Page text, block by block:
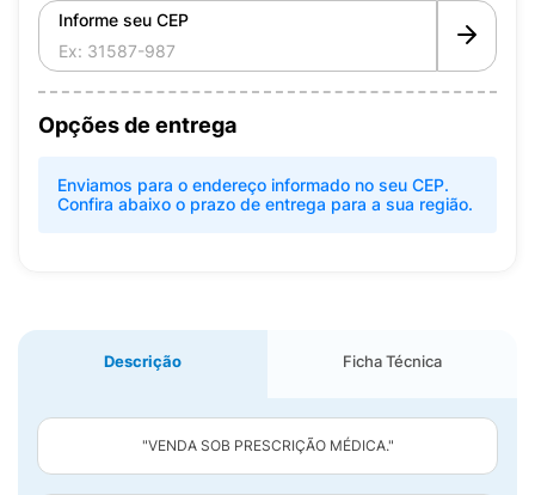
Informe seu CEP
Opções de entrega
Enviamos para o endereço informado no seu CEP.
Confira abaixo o prazo de entrega para a sua região.
Descrição Ficha Técnica
"VENDA SOB PRESCRIÇÃO MÉDICA."